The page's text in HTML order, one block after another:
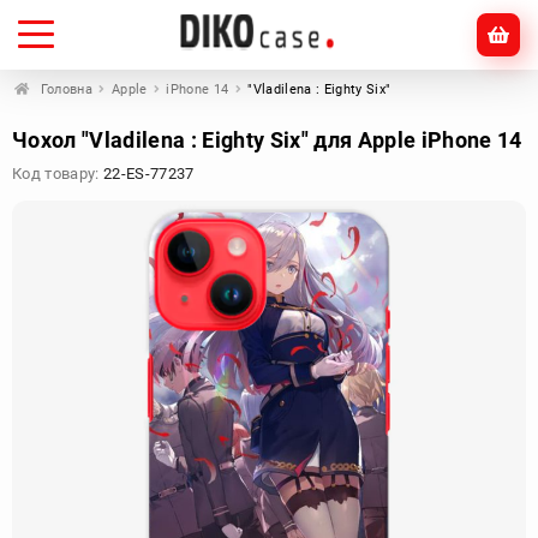
Головна Apple iPhone 14 "Vladilena : Eighty Six"
Чохол "Vladilena : Eighty Six" для Apple iPhone 14
Код товару: 22-ES-77237